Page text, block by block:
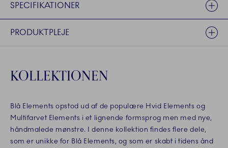
SPECIFIKATIONER
PRODUKTPLEJE
KOLLEKTIONEN
Blå Elements opstod ud af de populære Hvid Elements og
Multifarvet Elements i et lignende formsprog men med nye,
håndmalede mønstre. I denne kollektion findes flere dele,
som er unikke for Blå Elements, og som er skabt i tidens ånd